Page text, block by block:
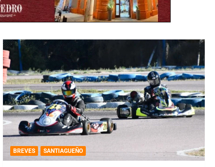
BREVES SANTIAGUEÑO